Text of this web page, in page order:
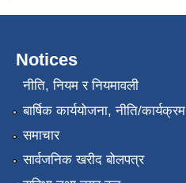
Notices
नीति, नियम र नियमावली
बार्षिक कार्ययोजना, नीति/कार्यक्रम
समाचार
सार्वजनिक खरीद बोलपत्र